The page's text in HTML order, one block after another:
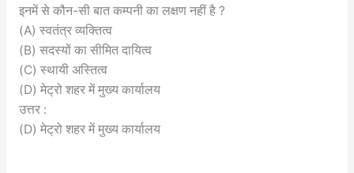
इनमें से कौन-सी बात कम्पनी का लक्षण नहीं है ?
(A) स्वतंत्र व्यक्तित्व
(B) सदस्यों का सीमित दायित्व
(C) स्थायी अस्तित्व
(D) मेट्रो शहर में मुख्य कार्यालय
उत्तर :
(D) मेट्रो शहर में मुख्य कार्यालय